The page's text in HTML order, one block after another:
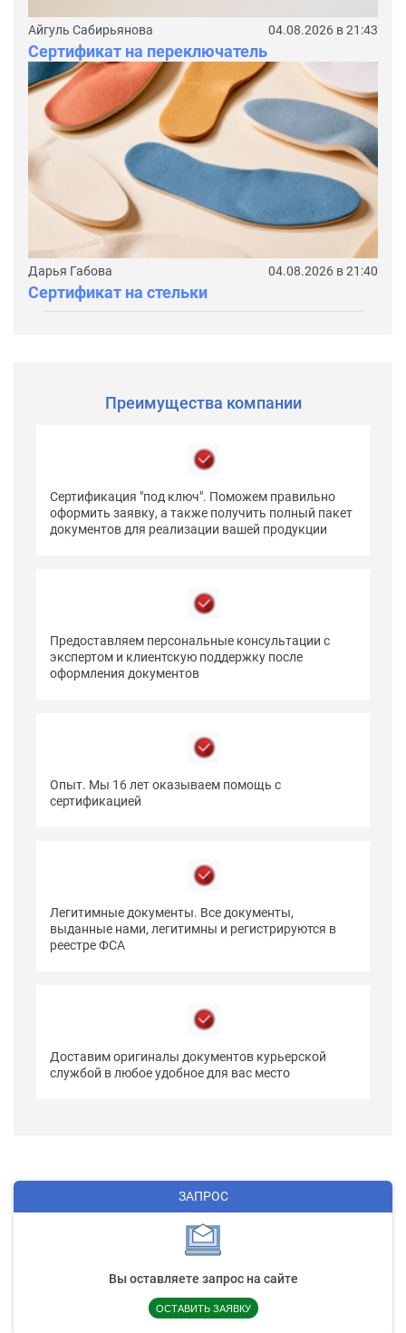
Айгуль Сабирьянова 04.08.2026 в 21:43
Сертификат на переключатель
Дарья Габова 04.08.2026 в 21:40
Сертификат на стельки
Преимущества компании
Сертификация "под ключ". Поможем правильно
оформить заявку, а также получить полный пакет
документов для реализации вашей продукции
Предоставляем персональные консультации с
экспертом и клиентскую поддержку после
оформления документов
Опыт. Мы 16 лет оказываем помощь с
сертификацией
Легитимные документы. Все документы,
выданные нами, легитимны и регистрируются в
реестре ФСА
Доставим оригиналы документов курьерской
службой в любое удобное для вас место
ЗАПРОС
Вы оставляете запрос на сайте
ОСТАВИТЬ ЗАЯВКУ